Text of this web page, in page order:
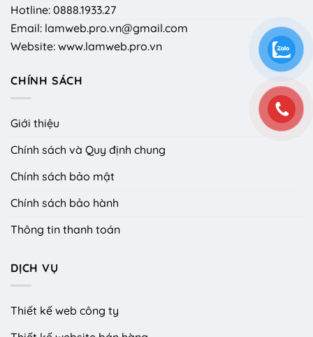
Hotline: 0888.1933.27
Email: lamweb.pro.vn@gmail.com
Website: www.lamweb.pro.vn
CHÍNH SÁCH
Giới thiệu
Chính sách và Quy định chung
Chính sách bảo mật
Chính sách bảo hành
Thông tin thanh toán
DỊCH VỤ
Thiết kế web công ty